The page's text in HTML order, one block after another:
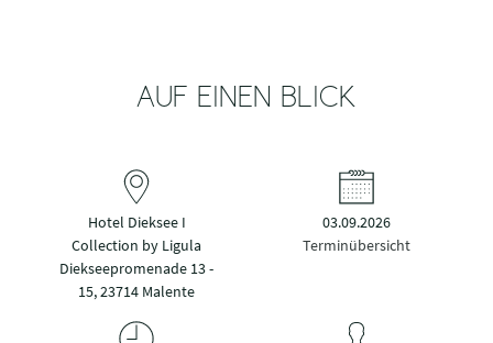
AUF EINEN BLICK
Hotel Dieksee I
Collection by Ligula
Diekseepromenade 13 -
15, 23714 Malente
03.09.2026
Terminübersicht